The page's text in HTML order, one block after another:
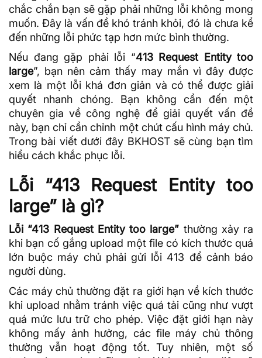
chắc chắn bạn sẽ gặp phải những lỗi không mong
muốn. Đây là vấn đề khó tránh khỏi, đó là chưa kể
đến những lỗi phức tạp hơn mức bình thường.
Nếu đang gặp phải lỗi “413 Request Entity too
large”, bạn nên cảm thấy may mắn vì đây được
xem là một lỗi khá đơn giản và có thể được giải
quyết nhanh chóng. Bạn không cần đến một
chuyên gia về công nghệ để giải quyết vấn đề
này, bạn chỉ cần chỉnh một chút cấu hình máy chủ.
Trong bài viết dưới đây BKHOSTsẽ cùng bạn tìm
hiểu cách khắc phục lỗi.
Lỗi “413 Request Entity too
large” là gì?
Lỗi “413 Request Entity too large” thường xảy ra
khi bạn cố gắng upload một file có kích thước quá
lớn buộc máy chủ phải gửi lỗi 413 để cảnh báo
người dùng.
Các máy chủ thường đặt ra giới hạn về kích thước
khi upload nhằm tránh việc quá tải cũng như vượt
quá mức lưu trữ cho phép. Việc đặt giới hạn này
không mấy ảnh hưởng, các file máy chủ thông
thường vẫn hoạt động tốt. Tuy nhiên, một số